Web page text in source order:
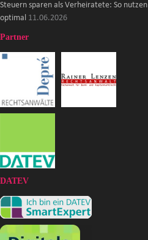
Steuern sparen als Verheiratete: So
optimal 11.06.2026
Partner
DATEV